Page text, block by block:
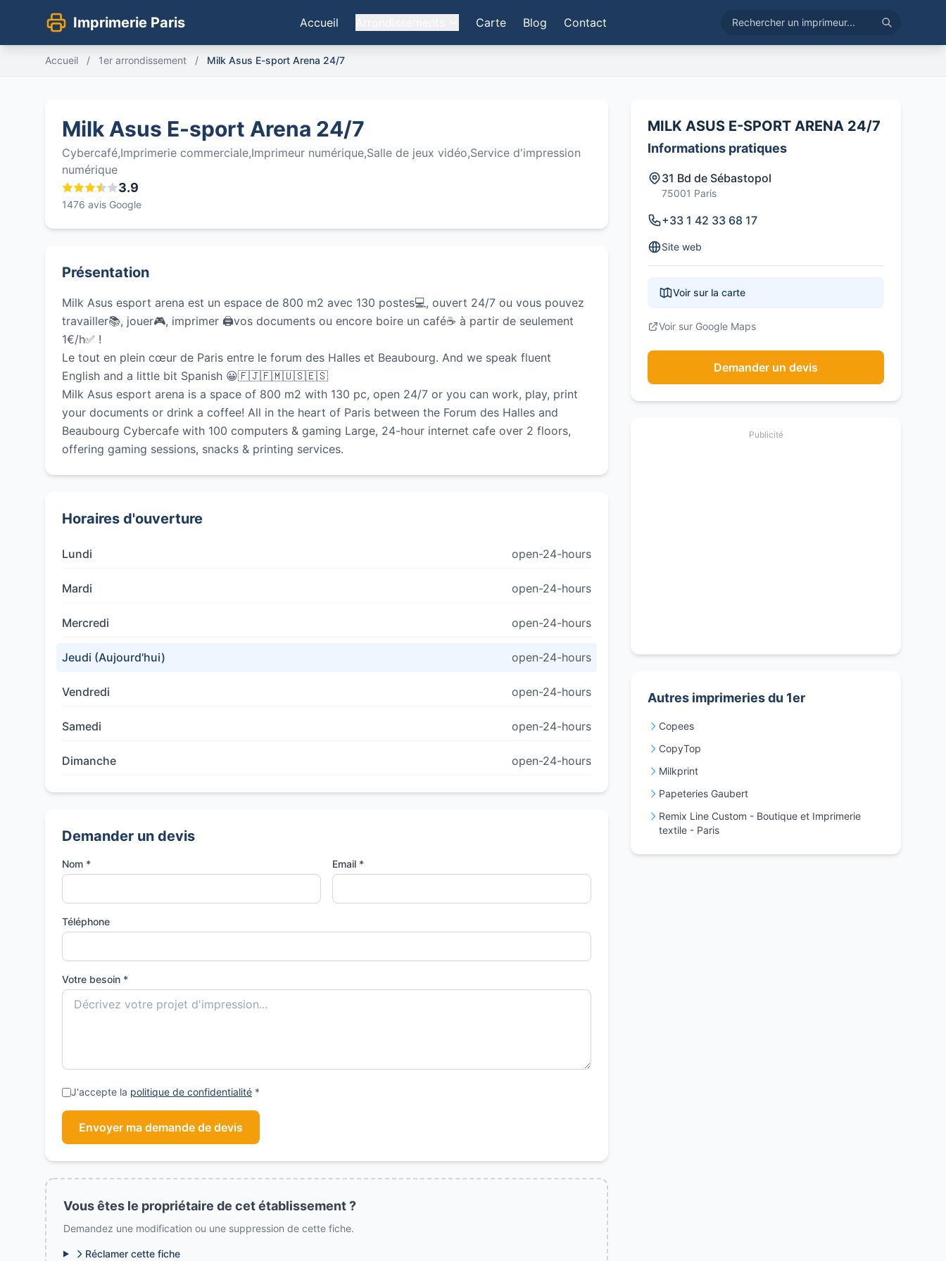
Imprimerie Paris Accueil Carte Blog Contact
Accueil / 1er arrondissement / Milk Asus E-sport Arena 24/7
Milk Asus E-sport Arena 24/7
Cybercafé,Imprimerie commerciale,Imprimeur numérique,Salle de jeux vidéo,Service d'impression
numérique
3.9
1476 avis Google
Présentation
Milk Asus esport arena est un espace de 800 m2 avec 130 postes💻, ouvert 24/7 ou vous pouvez
travailler📚, jouer🎮, imprimer 🖨vos documents ou encore boire un café☕️ à partir de seulement
1€/h✅ !
Le tout en plein cœur de Paris entre le forum des Halles et Beaubourg. And we speak fluent
English and a little bit Spanish 😀🇫🇯🇫🇲🇺🇸🇪🇸
Milk Asus esport arena is a space of 800 m2 with 130 pc, open 24/7 or you can work, play, print
your documents or drink a coffee! All in the heart of Paris between the Forum des Halles and
Beaubourg Cybercafe with 100 computers & gaming Large, 24-hour internet cafe over 2 floors,
offering gaming sessions, snacks & printing services.
Horaires d'ouverture
Lundi open-24-hours
Mardi open-24-hours
Mercredi open-24-hours
Jeudi (Aujourd'hui) open-24-hours
Vendredi open-24-hours
Samedi open-24-hours
Dimanche open-24-hours
Demander un devis
Nom * Email *
Téléphone
Votre besoin *
J'accepte la politique de confidentialité *
Envoyer ma demande de devis
Vous êtes le propriétaire de cet établissement ?
Demandez une modification ou une suppression de cette fiche.
Réclamer cette fiche
MILK ASUS E-SPORT ARENA 24/7
Informations pratiques
31 Bd de Sébastopol
75001 Paris
+33 1 42 33 68 17
Site web
Voir sur la carte
Voir sur Google Maps
Demander un devis
Publicité
Autres imprimeries du 1er
Copees
CopyTop
Milkprint
Papeteries Gaubert
Remix Line Custom - Boutique et Imprimerie
textile - Paris